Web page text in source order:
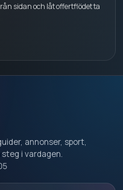
sidan och låt offertflödet ta
annonser, sport,
i vardagen.